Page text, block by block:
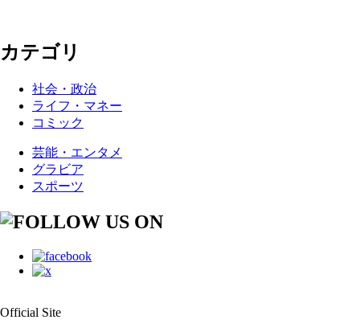
カテゴリ
社会・政治
ライフ・マネー
コミック
芸能・エンタメ
グラビア
スポーツ
Official Site